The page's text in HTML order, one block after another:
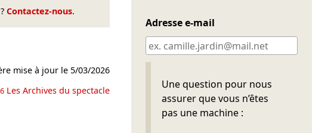
Contactez-nous.
mise à jour le 5/03/2026
Les Archives du spectacle
Adresse e-mail
Une question pour nous
assurer que vous n’êtes
pas une machine :
Ne pas remplir